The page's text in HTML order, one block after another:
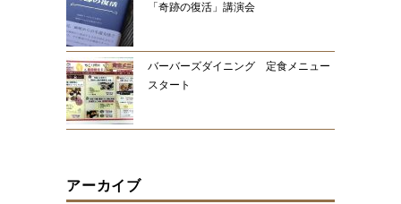
「奇跡の復活」講演会
バーバーズダイニング 定食メニュー
スタート
アーカイブ